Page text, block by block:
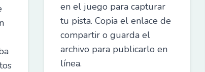
en el juego para capturar
tu pista. Copia el enlace de
compartir o guarda el
archivo para publicarlo en
línea.